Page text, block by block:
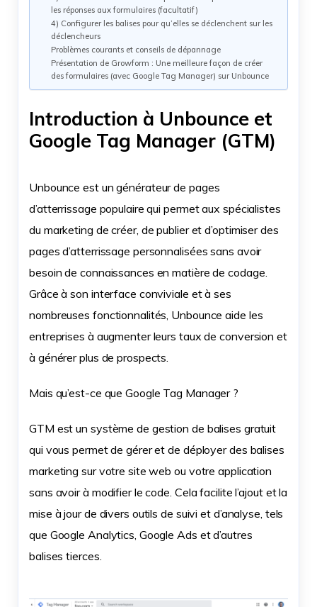
les réponses aux formulaires (facultatif)
4) Configurer les balises pour qu’elles se déclenchent sur les
déclencheurs
Problèmes courants et conseils de dépannage
Présentation de Growform : Une meilleure façon de créer
des formulaires (avec Google Tag Manager) sur Unbounce
Introduction à Unbounce et
Google Tag Manager (GTM)
Unbounce est un générateur de pages
d’atterrissage populaire qui permet aux spécialistes
du marketing de créer, de publier et d’optimiser des
pages d’atterrissage personnalisées sans avoir
besoin de connaissances en matière de codage.
Grâce à son interface conviviale et à ses
nombreuses fonctionnalités, Unbounce aide les
entreprises à augmenter leurs taux de conversion et
à générer plus de prospects.
Mais qu’est-ce que Google Tag Manager ?
GTM est un système de gestion de balises gratuit
qui vous permet de gérer et de déployer des balises
marketing sur votre site web ou votre application
sans avoir à modifier le code. Cela facilite l’ajout et la
mise à jour de divers outils de suivi et d’analyse, tels
que Google Analytics, Google Ads et d’autres
balises tierces.